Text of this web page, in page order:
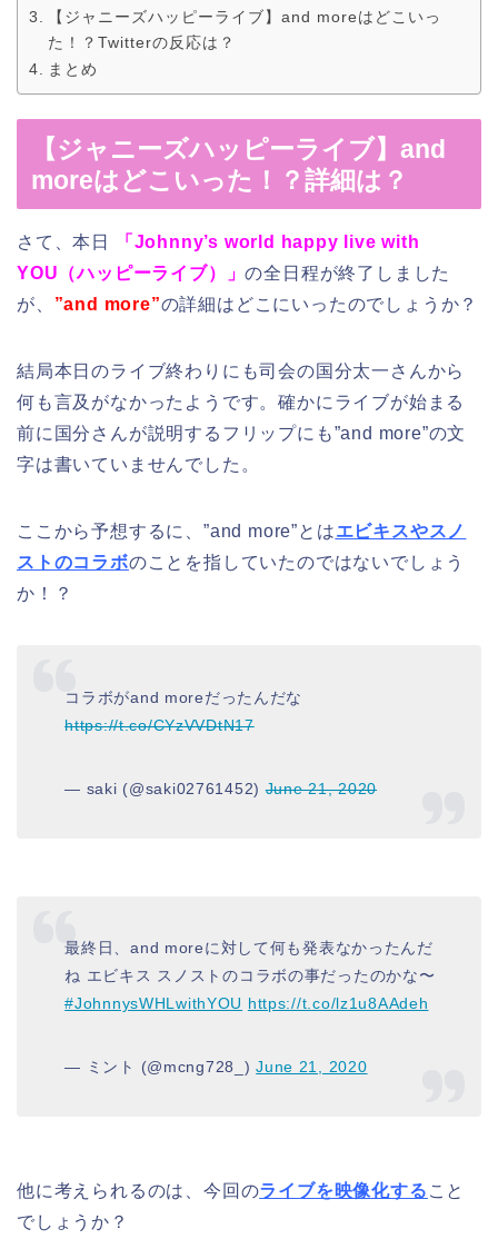
【ジャニーズハッピーライブ】and moreはどこいっ
た！？Twitterの反応は？
まとめ
【ジャニーズハッピーライブ】and
moreはどこいった！？詳細は？
さて、本日
「Johnny’s world happy live with
YOU（ハッピーライブ）」の全日程が終了しました
が、 ”and more”の詳細はどこにいったのでしょうか？
結局本日のライブ終わりにも司会の国分太一さんから
何も言及がなかったようです。確かにライブが始まる
前に国分さんが説明するフリップにも”and more”の文
字は書いていませんでした。
ここから予想するに、”and more”とはエビキスやスノ
ストのコラボのことを指していたのではないでしょう
か！？
コラボがand moreだったんだな
https://t.co/CYzVVDtN17
— saki (@saki02761452)June 21, 2020
最終日、and moreに対して何も発表なかったんだ
ね エビキス スノストのコラボの事だったのかな〜
#JohnnysWHLwithYOU https://t.co/lz1u8AAdeh
— ミント (@mcng728_)June 21, 2020
他に考えられるのは、今回のライブを映像化する こと
でしょうか？